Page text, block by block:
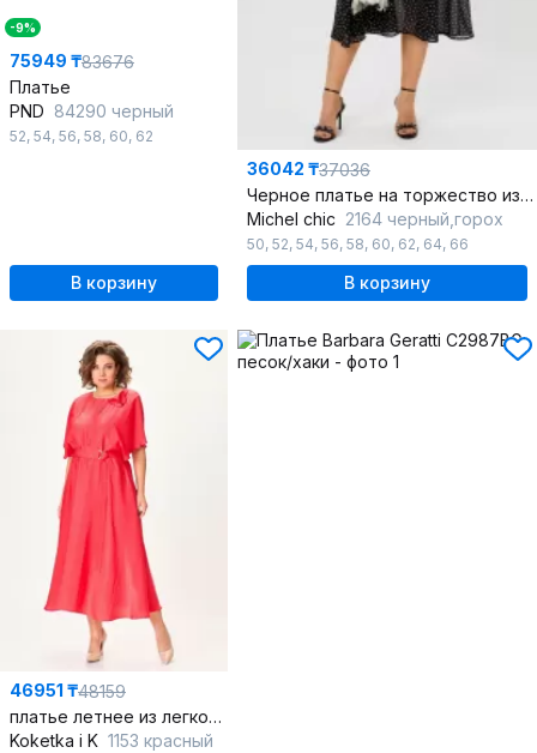
-9%
75949 ₸83676
Платье
PND 84290 черный
52, 54, 56, 58, 60, 62
В корзину
36042 ₸37036
Черное платье на торжество из шифона с воланами
Michel chic 2164 черный,горох
50, 52, 54, 56, 58, 60, 62, 64, 66
В корзину
46951 ₸48159
платье летнее из легкой ткани с разрезом и бабочкой
Koketka i K 1153 красный